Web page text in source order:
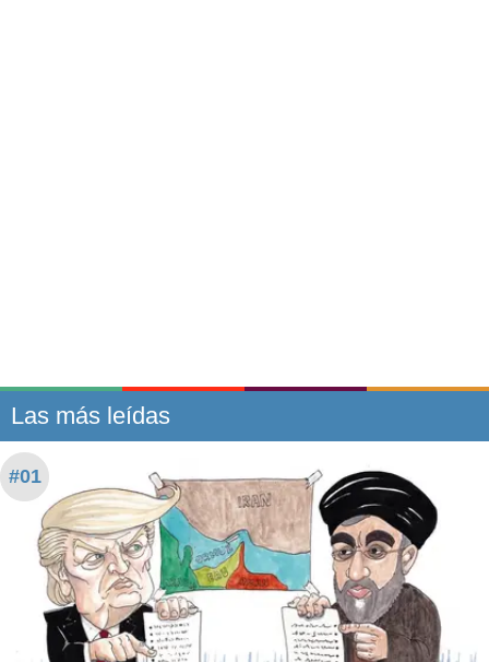
Las más leídas
#01